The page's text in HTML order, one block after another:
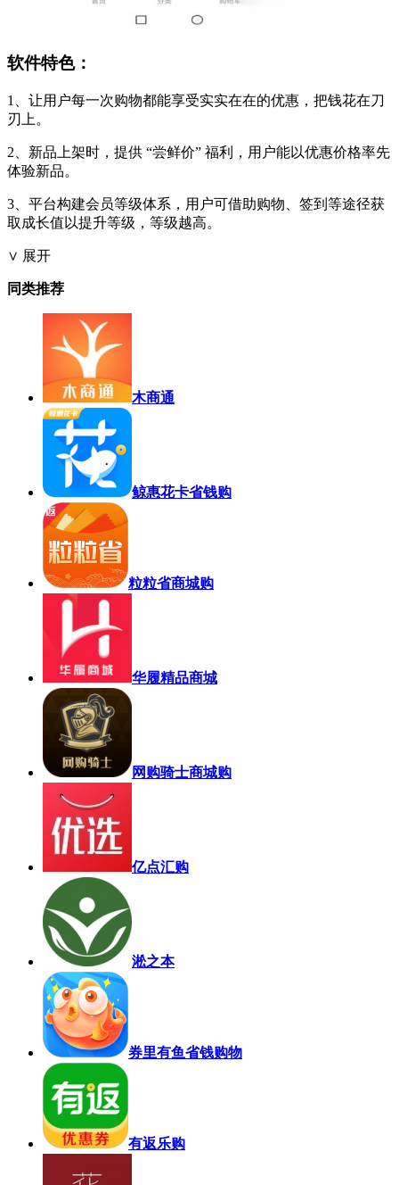
软件特色：
1、让用户每一次购物都能享受实实在在的优惠，把钱花在刀
刃上。
2、新品上架时，提供 “尝鲜价” 福利，用户能以优惠价格率先
体验新品。
3、平台构建会员等级体系，用户可借助购物、签到等途径获
取成长值以提升等级，等级越高。
∨ 展开
同类推荐
木商通
鲸惠花卡省钱购
粒粒省商城购
华履精品商城
网购骑士商城购
亿点汇购
淞之本
券里有鱼省钱购物
有返乐购